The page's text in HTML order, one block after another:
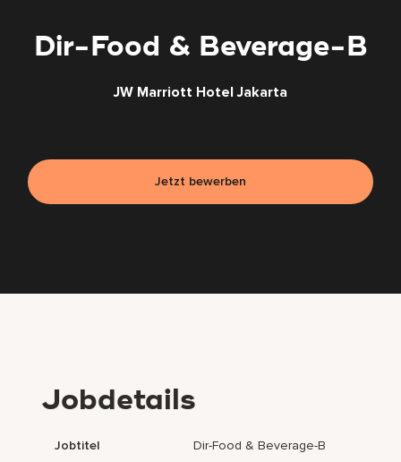
Dir-Food & Beverage-B
JW Marriott Hotel Jakarta
Jetzt bewerben
Jobdetails
Jobtitel Dir-Food & Beverage-B